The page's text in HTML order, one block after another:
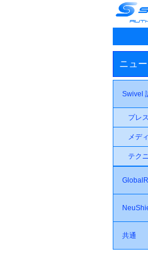
ニュ
Swivel
プレ
メデ
テク
共通